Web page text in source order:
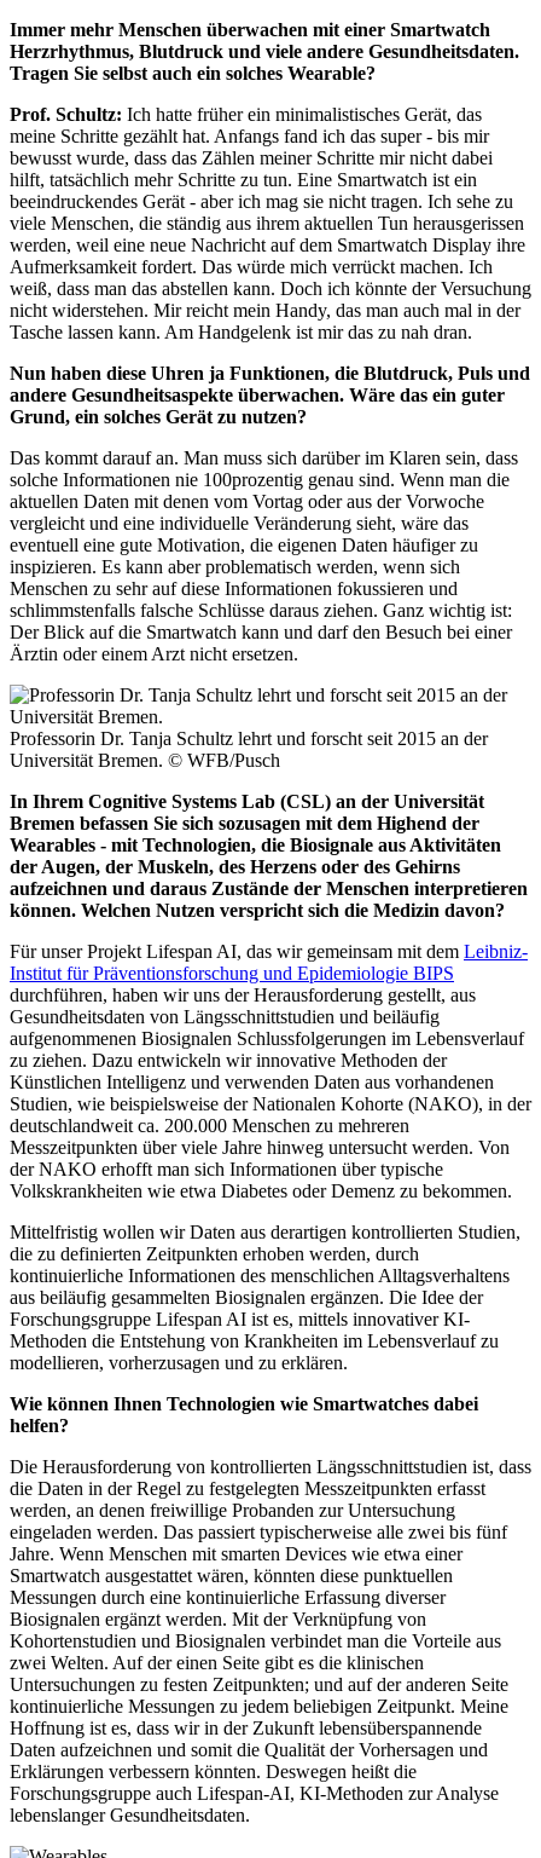
Immer mehr Menschen überwachen mit einer Smartwatch
Herzrhythmus, Blutdruck und viele andere Gesundheitsdaten.
Tragen Sie selbst auch ein solches Wearable?
Prof. Schultz: Ich hatte früher ein minimalistisches Gerät, das
meine Schritte gezählt hat. Anfangs fand ich das super - bis mir
bewusst wurde, dass das Zählen meiner Schritte mir nicht dabei
hilft, tatsächlich mehr Schritte zu tun. Eine Smartwatch ist ein
beeindruckendes Gerät - aber ich mag sie nicht tragen. Ich sehe zu
viele Menschen, die ständig aus ihrem aktuellen Tun herausgerissen
werden, weil eine neue Nachricht auf dem Smartwatch Display ihre
Aufmerksamkeit fordert. Das würde mich verrückt machen. Ich
weiß, dass man das abstellen kann. Doch ich könnte der Versuchung
nicht widerstehen. Mir reicht mein Handy, das man auch mal in der
Tasche lassen kann. Am Handgelenk ist mir das zu nah dran.
Nun haben diese Uhren ja Funktionen, die Blutdruck, Puls und
andere Gesundheitsaspekte überwachen. Wäre das ein guter
Grund, ein solches Gerät zu nutzen?
Das kommt darauf an. Man muss sich darüber im Klaren sein, dass
solche Informationen nie 100prozentig genau sind. Wenn man die
aktuellen Daten mit denen vom Vortag oder aus der Vorwoche
vergleicht und eine individuelle Veränderung sieht, wäre das
eventuell eine gute Motivation, die eigenen Daten häufiger zu
inspizieren. Es kann aber problematisch werden, wenn sich
Menschen zu sehr auf diese Informationen fokussieren und
schlimmstenfalls falsche Schlüsse daraus ziehen. Ganz wichtig ist:
Der Blick auf die Smartwatch kann und darf den Besuch bei einer
Ärztin oder einem Arzt nicht ersetzen.
Professorin Dr. Tanja Schultz lehrt und forscht seit 2015 an der
Universität Bremen. © WFB/Pusch
In Ihrem Cognitive Systems Lab (CSL) an der Universität
Bremen befassen Sie sich sozusagen mit dem Highend der
Wearables - mit Technologien, die Biosignale aus Aktivitäten
der Augen, der Muskeln, des Herzens oder des Gehirns
aufzeichnen und daraus Zustände der Menschen interpretieren
können. Welchen Nutzen verspricht sich die Medizin davon?
Für unser Projekt Lifespan AI, das wir gemeinsam mit dem Leibniz-
Institut für Präventionsforschung und Epidemiologie BIPS
durchführen, haben wir uns der Herausforderung gestellt, aus
Gesundheitsdaten von Längsschnittstudien und beiläufig
aufgenommenen Biosignalen Schlussfolgerungen im Lebensverlauf
zu ziehen. Dazu entwickeln wir innovative Methoden der
Künstlichen Intelligenz und verwenden Daten aus vorhandenen
Studien, wie beispielsweise der Nationalen Kohorte (NAKO), in der
deutschlandweit ca. 200.000 Menschen zu mehreren
Messzeitpunkten über viele Jahre hinweg untersucht werden. Von
der NAKO erhofft man sich Informationen über typische
Volkskrankheiten wie etwa Diabetes oder Demenz zu bekommen.
Mittelfristig wollen wir Daten aus derartigen kontrollierten Studien,
die zu definierten Zeitpunkten erhoben werden, durch
kontinuierliche Informationen des menschlichen Alltagsverhaltens
aus beiläufig gesammelten Biosignalen ergänzen. Die Idee der
Forschungsgruppe Lifespan AI ist es, mittels innovativer KI-
Methoden die Entstehung von Krankheiten im Lebensverlauf zu
modellieren, vorherzusagen und zu erklären.
Wie können Ihnen Technologien wie Smartwatches dabei
helfen?
Die Herausforderung von kontrollierten Längsschnittstudien ist, dass
die Daten in der Regel zu festgelegten Messzeitpunkten erfasst
werden, an denen freiwillige Probanden zur Untersuchung
eingeladen werden. Das passiert typischerweise alle zwei bis fünf
Jahre. Wenn Menschen mit smarten Devices wie etwa einer
Smartwatch ausgestattet wären, könnten diese punktuellen
Messungen durch eine kontinuierliche Erfassung diverser
Biosignalen ergänzt werden. Mit der Verknüpfung von
Kohortenstudien und Biosignalen verbindet man die Vorteile aus
zwei Welten. Auf der einen Seite gibt es die klinischen
Untersuchungen zu festen Zeitpunkten; und auf der anderen Seite
kontinuierliche Messungen zu jedem beliebigen Zeitpunkt. Meine
Hoffnung ist es, dass wir in der Zukunft lebensüberspannende
Daten aufzeichnen und somit die Qualität der Vorhersagen und
Erklärungen verbessern könnten. Deswegen heißt die
Forschungsgruppe auch Lifespan-AI, KI-Methoden zur Analyse
lebenslanger Gesundheitsdaten.